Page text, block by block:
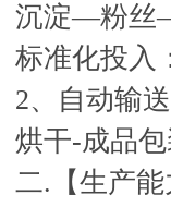
沉淀—粉
标准化投入
2、自动输送
烘干-成品
二. 【生产